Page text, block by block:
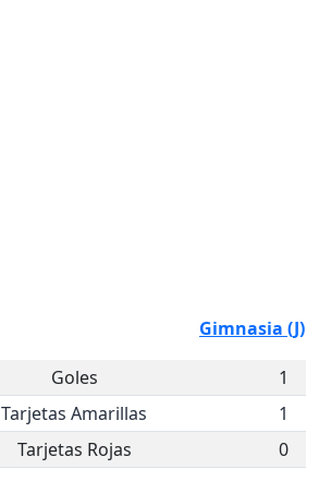
Gimnasia (J)
Goles
1
Tarjetas Amarillas
1
Tarjetas Rojas 0